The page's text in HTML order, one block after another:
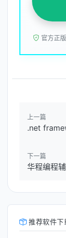
官方正
上一篇
.net
下一篇
华程编程
推荐软件下